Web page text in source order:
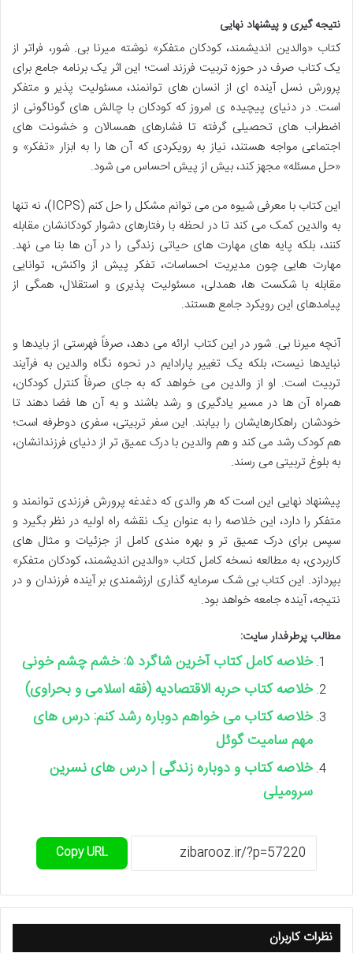
نتیجه گیری و پیشنهاد نهایی
کتاب «والدین اندیشمند، کودکان متفکر» نوشته میرنا بی. شور، فراتر از
یک کتاب صرف در حوزه تربیت فرزند است؛ این اثر یک برنامه جامع برای
پرورش نسل آینده ای از انسان های توانمند، مسئولیت پذیر و متفکر
است. در دنیای پیچیده ی امروز که کودکان با چالش های گوناگونی از
اضطراب های تحصیلی گرفته تا فشارهای همسالان و خشونت های
اجتماعی مواجه هستند، نیاز به رویکردی که آن ها را به ابزار «تفکر» و
«حل مسئله» مجهز کند، بیش از پیش احساس می شود.
این کتاب با معرفی شیوه من می توانم مشکل را حل کنم (ICPS)، نه تنها
به والدین کمک می کند تا در لحظه با رفتارهای دشوار کودکانشان مقابله
کنند، بلکه پایه های مهارت های حیاتی زندگی را در آن ها بنا می نهد.
مهارت هایی چون مدیریت احساسات، تفکر پیش از واکنش، توانایی
مقابله با شکست ها، همدلی، مسئولیت پذیری و استقلال، همگی از
پیامدهای این رویکرد جامع هستند.
آنچه میرنا بی. شور در این کتاب ارائه می دهد، صرفاً فهرستی از بایدها و
نبایدها نیست، بلکه یک تغییر پارادایم در نحوه نگاه والدین به فرآیند
تربیت است. او از والدین می خواهد که به جای صرفاً کنترل کودکان،
همراه آن ها در مسیر یادگیری و رشد باشند و به آن ها فضا دهند تا
خودشان راهکارهایشان را بیابند. این سفر تربیتی، سفری دوطرفه است؛
هم کودک رشد می کند و هم والدین با درک عمیق تر از دنیای فرزندانشان،
به بلوغ تربیتی می رسند.
پیشنهاد نهایی این است که هر والدی که دغدغه پرورش فرزندی توانمند و
متفکر را دارد، این خلاصه را به عنوان یک نقشه راه اولیه در نظر بگیرد و
سپس برای درک عمیق تر و بهره مندی کامل از جزئیات و مثال های
کاربردی، به مطالعه نسخه کامل کتاب «والدین اندیشمند، کودکان متفکر»
بپردازد. این کتاب بی شک سرمایه گذاری ارزشمندی بر آینده فرزندان و در
نتیجه، آینده جامعه خواهد بود.
مطالب پرطرفدار سایت:
خلاصه کامل کتاب آخرین شاگرد ۵: خشم چشم خونی
خلاصه کتاب حربه الاقتصادیه (فقه اسلامی و بحراوی)
خلاصه کتاب می خواهم دوباره رشد کنم: درس های
مهم سامیت گوئل
خلاصه کتاب و دوباره زندگی | درس های نسرین
سرومیلی
Copy URL
نظرات کاربران